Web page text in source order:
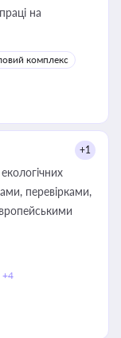
на
комплекс
+1
перевірками,
+4